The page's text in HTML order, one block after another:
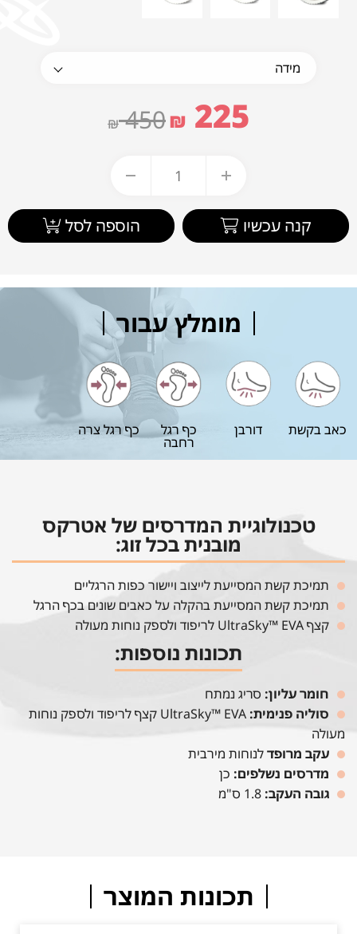
225
₪
450
₪
קנה עכשיו הוספה לסל
מומלץ עבור
כאב בקשת דורבן כף רגל
רחבה
כף רגל צרה
טכנולוגיית המדרסים של אטרקס
מובנית בכל זוג:
תמיכת קשת המסייעת לייצוב ויישור כפות הרגליים
תמיכת קשת המסייעת בהקלה על כאבים שונים בכף הרגל
קצף UltraSky™ EVA לריפוד ולספק נוחות מעולה
תכונות נוספות:
חומר עליון: סריג נמתח
סוליה פנימית:
UltraSky™ EVA קצף לריפוד ולספק נוחות
מעולה
עקב מרופדלנוחות מירבית
מדרסים נשלפים: כן
גובה העקב:
תכונות המוצר